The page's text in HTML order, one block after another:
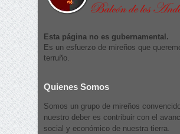
Esta página no es gubernamental.
Es un esfuerzo de mireños que
terruño.
Quienes Somos
Somos un grupo de mireños
nuestro deber es contribuir con el
social y económico de nuestra tierra.